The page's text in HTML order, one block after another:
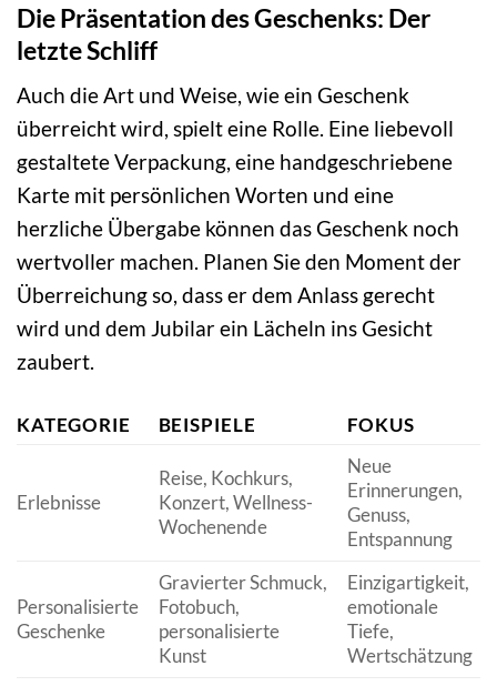
Die Präsentation des Geschenks: Der
letzte Schliff
Auch die Art und Weise, wie ein Geschenk
überreicht wird, spielt eine Rolle. Eine liebevoll
gestaltete Verpackung, eine handgeschriebene
Karte mit persönlichen Worten und eine
herzliche Übergabe können das Geschenk noch
wertvoller machen. Planen Sie den Moment der
Überreichung so, dass er dem Anlass gerecht
wird und dem Jubilar ein Lächeln ins Gesicht
zaubert.
KATEGORIE BEISPIELE FOKUS
Erlebnisse
Reise, Kochkurs,
Konzert, Wellness-
Wochenende
Neue
Erinnerungen,
Genuss,
Entspannung
Personalisierte
Geschenke
Gravierter Schmuck,
Fotobuch,
personalisierte
Kunst
Einzigartigkeit,
emotionale
Tiefe,
Wertschätzung